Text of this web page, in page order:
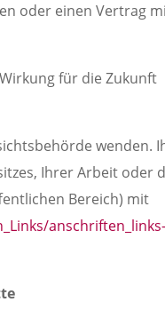
oder einen Vertrag
für die Zukunft
wenden.
Ihrer Arbeit oder
Bereich) mit
anschriften_links-